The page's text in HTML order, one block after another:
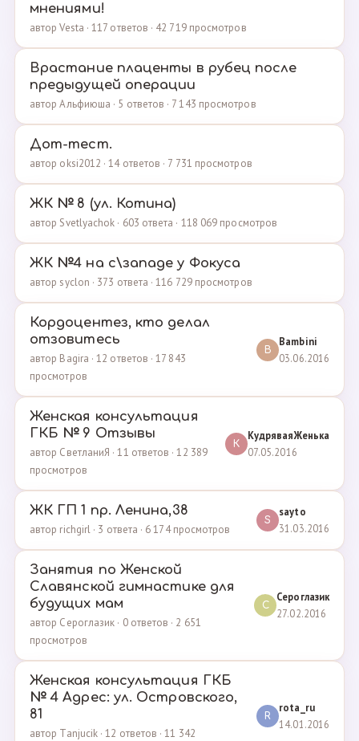
мнениями!
автор Vesta · 117 ответов · 42 719 просмотров
Врастание плаценты в рубец после
предыдущей операции
автор Альфиюша · 5 ответов · 7 143 просмотров
Дот-тест.
автор oksi2012 · 14 ответов · 7 731 просмотров
ЖК № 8 (ул. Котина)
автор Svetlyachok · 603 ответа · 118 069 просмотров
ЖК №4 на с\западе у Фокуса
автор syclon · 373 ответа · 116 729 просмотров
Кордоцентез, кто делал
отзовитесь
автор Bagira · 12 ответов · 17 843
просмотров
B
Bambini
03.06.2016
Женская консультация
ГКБ № 9 Отзывы
автор СветланиЯ · 11 ответов · 12 389
просмотров
К
КудряваяЖенька
07.05.2016
ЖК ГП 1 пр. Ленина,38
автор richgirl · 3 ответа · 6 174 просмотров
S
sayto
31.03.2016
Занятия по Женской
Славянской гимнастике для
будущих мам
автор Сероглазик · 0 ответов · 2 651
просмотров
С
Сероглазик
27.02.2016
Женская консультация ГКБ
№ 4 Адрес: ул. Островского,
81
автор Tanjucik · 12 ответов · 11 342
R
rota_ru
14.01.2016